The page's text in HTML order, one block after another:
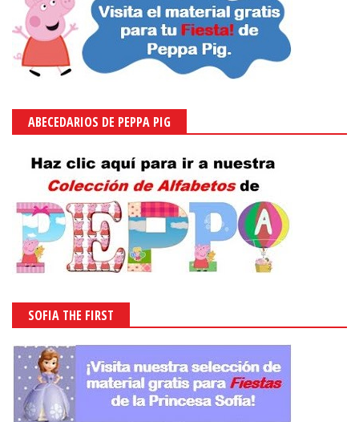
ABECEDARIOS DE PEPPA PIG
SOFIA THE FIRST